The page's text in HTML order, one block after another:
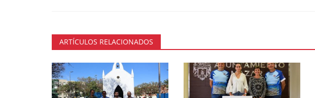
ARTÍCULOS RELACIONADOS